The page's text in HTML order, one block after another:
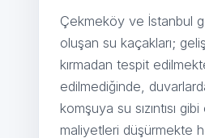
Çekmeköy ve İstanbul
oluşan su kaçakları;
kırmadan tespit
edilmediğinde,
komşuya su sızıntısı
maliyetleri düşürmekte